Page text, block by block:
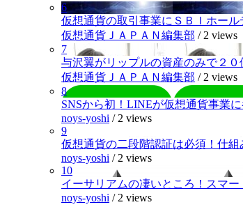
6
仮想通貨の取引事業にＳＢＩホール
仮想通貨ＪＡＰＡＮ編集部 / 2 views
7
与沢翼がリップルの資産のみで２０
仮想通貨ＪＡＰＡＮ編集部 / 2 views
8
SNSから初！LINEが仮想通貨事業
noys-yoshi / 2 views
9
仮想通貨の二段階認証は必須！仕組
noys-yoshi / 2 views
10
イーサリアムの凄いところ！スマ
noys-yoshi / 2 views